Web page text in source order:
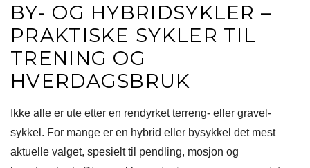
BY- OG HYBRIDSYKLER –
PRAKTISKE SYKLER TIL
TRENING OG
HVERDAGSBRUK
Ikke alle er ute etter en rendyrket terreng- eller gravel-
sykkel. For mange er en hybrid eller bysykkel det mest
aktuelle valget, spesielt til pendling, mosjon og